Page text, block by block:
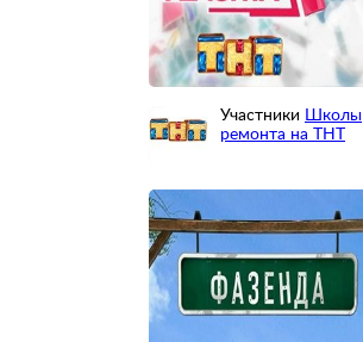
Участники Школы
ремонта на ТНТ